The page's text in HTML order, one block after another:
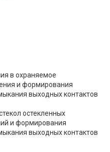
в охраняемое
и формирования
выходных контактов
остекленных
и формирования
выходных контактов